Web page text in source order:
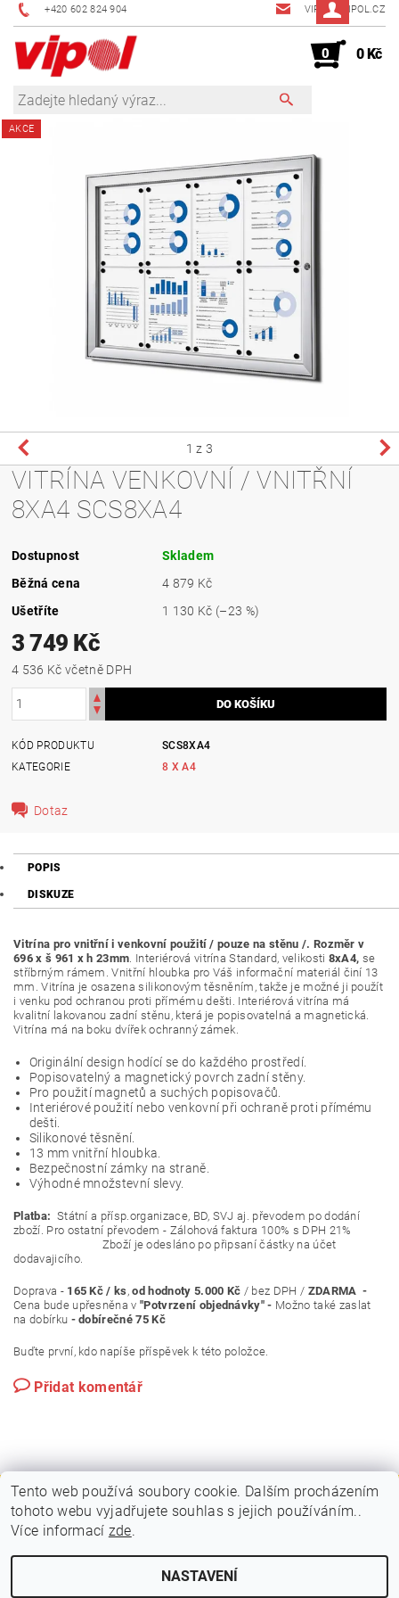
+420 602 824 904 VIPOL@VIPOL.CZ
0 0 Kč
AKCE
1 z 3
VITRÍNA VENKOVNÍ / VNITŘNÍ
8XA4 SCS8XA4
Dostupnost
Skladem
Běžná cena
4 879 Kč
Ušetříte
1 130 Kč (–23 %)
3 749 Kč
4 536 Kč včetně DPH
KÓD PRODUKTU
SCS8XA4
KATEGORIE
8 X A4
Dotaz
POPIS
DISKUZE
Vitrína pro vnitřní i venkovní použití / pouze na stěnu /. Rozměr v
696 x š 961 x h 23mm. Interiérová vitrína Standard, velikosti 8xA4, se
stříbrným rámem. Vnitřní hloubka pro Váš informační materiál činí 13
mm. Vitrína je osazena silikonovým těsněním, takže je možné ji použít
i venku pod ochranou proti přímému dešti. Interiérová vitrína má
kvalitní lakovanou zadní stěnu, která je popisovatelná a magnetická.
Vitrína má na boku dvířek ochranný zámek.
Originální design hodící se do každého prostředí.
Popisovatelný a magnetický povrch zadní stěny.
Pro použití magnetů a suchých popisovačů.
Interiérové použití nebo venkovní při ochraně proti přímému
dešti.
Silikonové těsnění.
13 mm vnitřní hloubka.
Bezpečnostní zámky na straně.
Výhodné množstevní slevy.
Platba: Státní a přísp.organizace, BD, SVJ aj. převodem po dodání
zboží. Pro ostatní převodem - Zálohová faktura 100% s DPH 21%
Zboží je odesláno po připsaní částky na účet
dodavajicího.
Doprava - 165 Kč / ks ,od hodnoty 5.000 Kč / bez DPH / ZDARMA -
Cena bude upřesněna v "Potvrzení objednávky" - Možno také zaslat
na dobírku - dobírečné 75 Kč
Buďte první, kdo napíše příspěvek k této položce.
Přidat komentář
PLAKÁTOVÉ RÁMY A KLAPRÁMY | VITRÍNY A NÁSTĚNKY |
STOJANY A POUTAČE
Tento web používá soubory cookie. Dalším procházením
tohoto webu vyjadřujete souhlas s jejich používáním..
Více informací zde.
NASTAVENÍ